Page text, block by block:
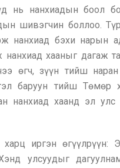
нь нанхиадын боол
шивэгчин боллоо.
нанхиад бэхи нарын
нанхиад хааныг дагаж
өгч, зүүн тийш
баруун тийш Төмөр
нанхиад хаанд эл
харц иргэн өгүүлрүүн:
улсуудыг